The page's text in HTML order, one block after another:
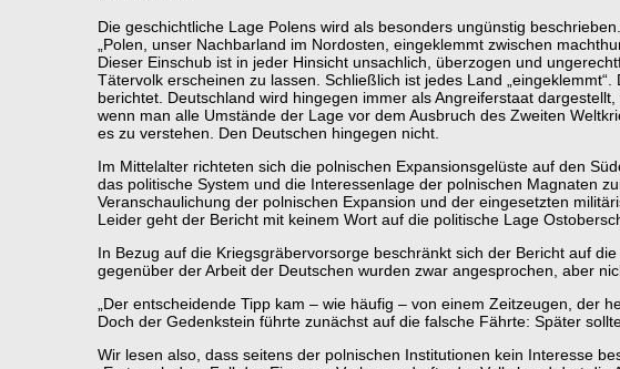
Die geschichtliche Lage Polens wird als besonders ungünstig beschrieben.
„Polen, unser Nachbarland im Nordosten, eingeklemmt zwischen
Dieser Einschub ist in jeder Hinsicht unsachlich, überzogen und
Tätervolk erscheinen zu lassen. Schließlich ist jedes Land
berichtet. Deutschland wird hingegen immer als Angreiferstaat
wenn man alle Umstände der Lage vor dem Ausbruch des Zweiten
es zu verstehen. Den Deutschen hingegen nicht.
Im Mittelalter richteten sich die polnischen Expansionsgelüste auf den
das politische System und die Interessenlage der polnischen Magnaten
Veranschaulichung der polnischen Expansion und der eingesetzten
Leider geht der Bericht mit keinem Wort auf die politische Lage
In Bezug auf die Kriegsgräbervorsorge beschränkt sich der Bericht auf
gegenüber der Arbeit der Deutschen wurden zwar angesprochen, aber
„Der entscheidende Tipp kam – wie häufig – von einem Zeitzeugen, der
Doch der Gedenkstein führte zunächst auf die falsche Fährte: Später
Wir lesen also, dass seitens der polnischen Institutionen kein Interesse